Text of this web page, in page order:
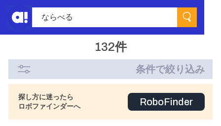
132件
条件で絞り込み
探し方に迷ったら
ロボファインダーへ
RoboFinder